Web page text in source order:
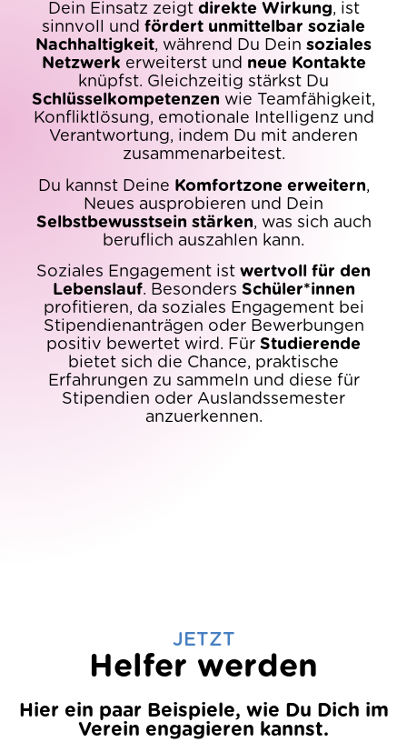
Dein Einsatz zeigt direkte Wirkung, ist
sinnvoll und fördert unmittelbar soziale
Nachhaltigkeit, während Du Dein soziales
Netzwerk erweiterst und neue Kontakte
knüpfst. Gleichzeitig stärkst Du
Schlüsselkompetenzen wie Teamfähigkeit,
Konfliktlösung, emotionale Intelligenz und
Verantwortung, indem Du mit anderen
zusammenarbeitest.
Du kannst Deine Komfortzone erweitern,
Neues ausprobieren und Dein
Selbstbewusstsein stärken, was sich auch
beruflich auszahlen kann.
Soziales Engagement ist wertvoll für den
Lebenslauf. Besonders Schüler*innen
profitieren, da soziales Engagement bei
Stipendienanträgen oder Bewerbungen
positiv bewertet wird. Für Studierende
bietet sich die Chance, praktische
Erfahrungen zu sammeln und diese für
Stipendien oder Auslandssemester
anzuerkennen.
JETZT
Helfer werden
Hier ein paar Beispiele, wie Du Dich im
Verein engagieren kannst.